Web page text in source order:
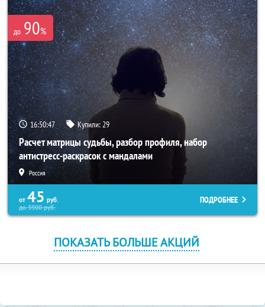
до 90%
16:50:44 Купили:29
Расчет матрицы судьбы, разбор профиля, набор
антистресс-раскрасок с мандалами
Россия
от 45 руб.
до3900руб.
ПОДРОБНЕЕ
ПОКАЗАТЬ БОЛЬШЕ АКЦИЙ